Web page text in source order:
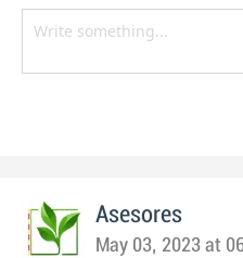
Asesores
May 03, 2023 at